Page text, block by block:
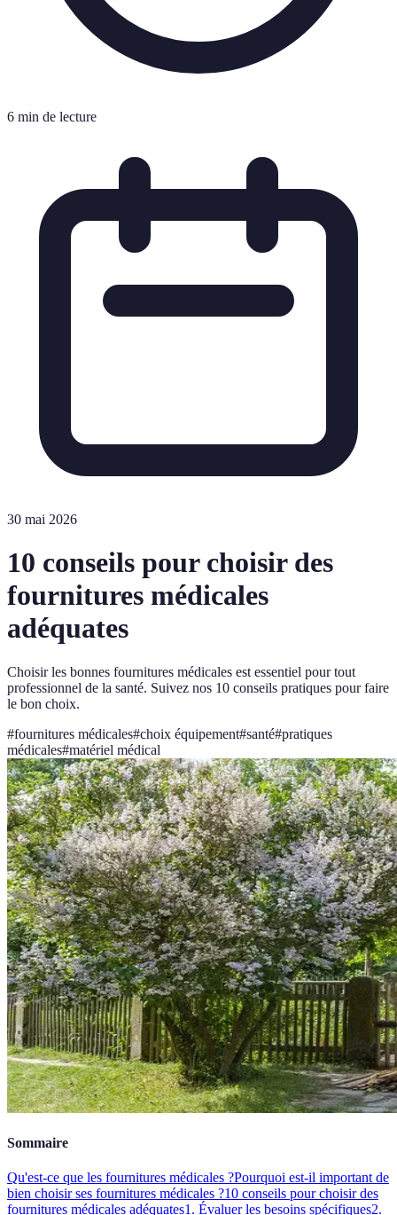
6 min de lecture
30 mai 2026
10 conseils pour choisir des
fournitures médicales
adéquates
Choisir les bonnes fournitures médicales est essentiel pour tout
professionnel de la santé. Suivez nos 10 conseils pratiques pour faire
le bon choix.
#fournitures médicales#choix équipement#santé#pratiques
médicales#matériel médical
Sommaire
Qu'est-ce que les fournitures médicales ?Pourquoi est-il important de
bien choisir ses fournitures médicales ?10 conseils pour choisir des
fournitures médicales adéquates1. Évaluer les besoins spécifiques2.